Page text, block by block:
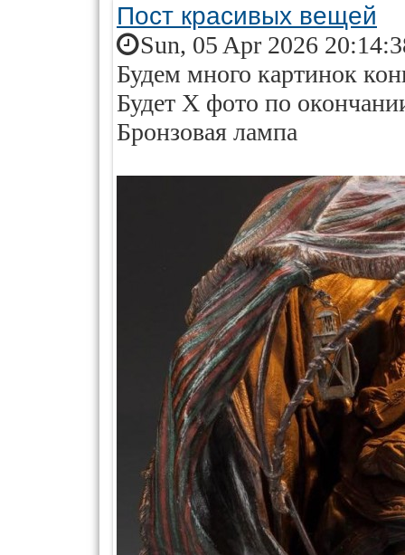
Пост красивых вещей
Sun, 05 Apr 2026
Будем много картинок
Будет Х фото по
Бронзовая лампа